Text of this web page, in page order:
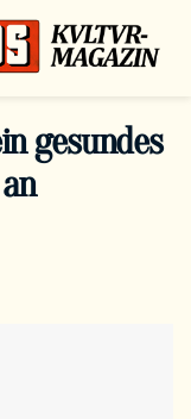
gesundes